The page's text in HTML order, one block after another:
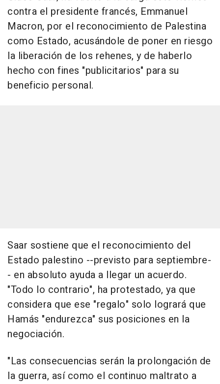
contra el presidente francés, Emmanuel
Macron, por el reconocimiento de Palestina
como Estado, acusándole de poner en riesgo
la liberación de los rehenes, y de haberlo
hecho con fines "publicitarios" para su
beneficio personal.
Saar sostiene que el reconocimiento del
Estado palestino --previsto para septiembre-
- en absoluto ayuda a llegar un acuerdo.
"Todo lo contrario", ha protestado, ya que
considera que ese "regalo" solo logrará que
Hamás "endurezca" sus posiciones en la
negociación.
"Las consecuencias serán la prolongación de
la guerra, así como el continuo maltrato a